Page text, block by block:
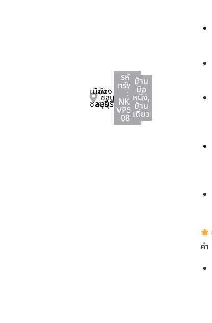
เมือง
ชลบุรี
เมือง
ชลบุรี
ชลบุรี
รหัส
ทรัพย์
:
NKA-
VP51-
081
บ้าน
มือ
หนึ่ง,
บ้าน
เดี่ยว
ค่า